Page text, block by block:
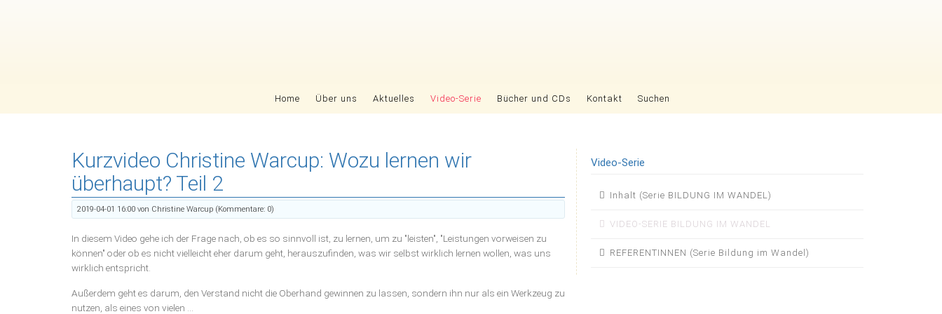
Home
Über uns Aktuelles Video-Serie Bücher und CDs Kontakt Suchen
Kurzvideo Christine Warcup: Wozu lernen wir
überhaupt? Teil 2
2019-04-01 16:00 von Christine Warcup (Kommentare: 0)
In diesem Video gehe ich der Frage nach, ob es so sinnvoll ist, zu lernen, um zu "leisten", "Leistungen vorweisen zu
können" oder ob es nicht vielleicht eher darum geht, herauszufinden, was wir selbst wirklich lernen wollen, was uns
wirklich entspricht.
Außerdem geht es darum, den Verstand nicht die Oberhand gewinnen zu lassen, sondern ihn nur als ein Werkzeug zu
nutzen, als eines von vielen ...
Video-Serie
Navigation
Inhalt (Serie BILDUNG IM WANDEL)
VIDEO-SERIE BILDUNG IM WANDEL
REFERENTINNEN (Serie Bildung im Wandel)